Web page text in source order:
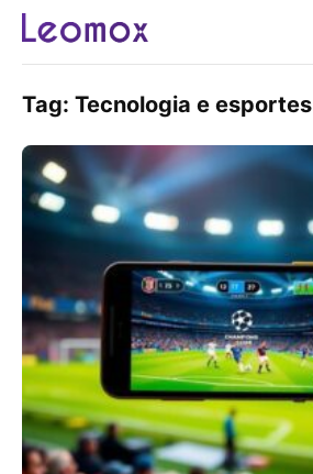
Tag: Tecnologia e esportes